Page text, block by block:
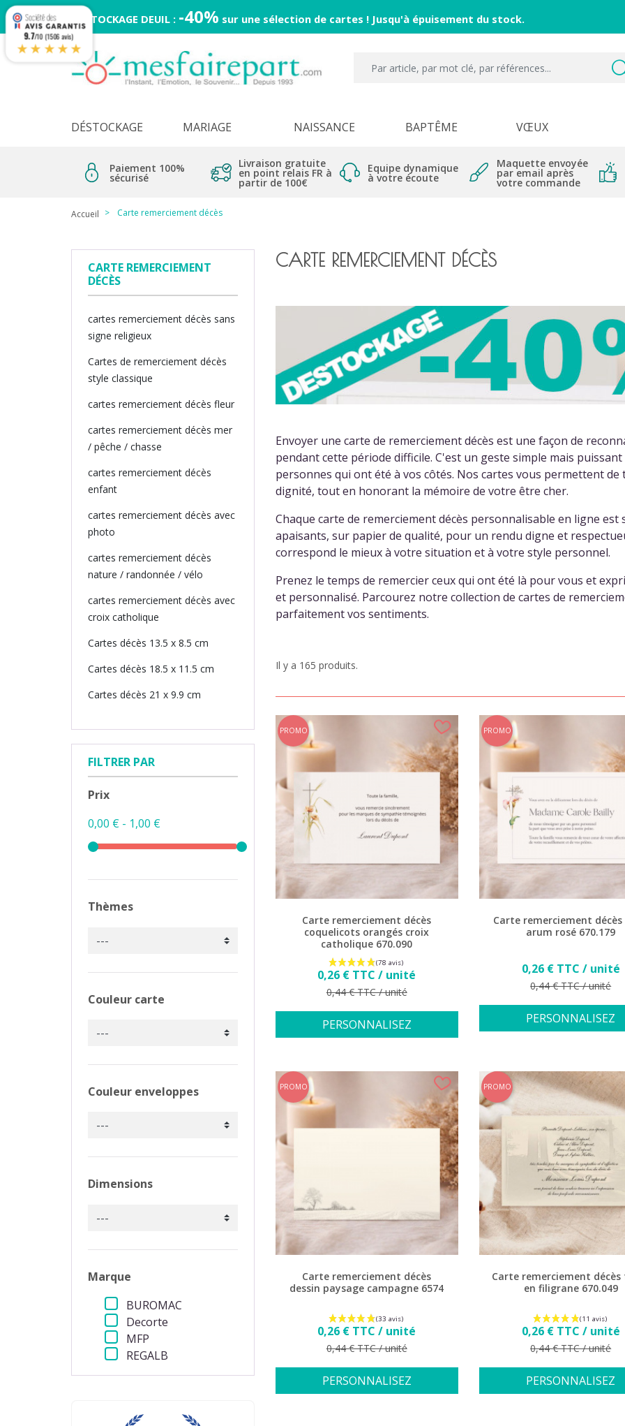
DESTOCKAGE DEUIL : -40% sur une sélection de cartes ! Jusqu'à épuisement du stock.
DÉSTOCKAGE MARIAGE NAISSANCE BAPTÊME VŒUX
Paiement 100%
sécurisé
Livraison gratuite
en point relais FR à
partir de 100€
Equipe dynamique
à votre écoute
Maquette envoyée
par email après
votre commande
Accueil Carte remerciement décès
CARTE REMERCIEMENT
DÉCÈS
cartes remerciement décès sans
signe religieux
Cartes de remerciement décès
style classique
cartes remerciement décès fleur
cartes remerciement décès mer
/ pêche / chasse
cartes remerciement décès
enfant
cartes remerciement décès avec
photo
cartes remerciement décès
nature / randonnée / vélo
cartes remerciement décès avec
croix catholique
Cartes décès 13.5 x 8.5 cm
Cartes décès 18.5 x 11.5 cm
Cartes décès 21 x 9.9 cm
FILTRER PAR
Prix
0,00 € - 1,00 €
Thèmes
Couleur carte
Couleur enveloppes
Dimensions
Marque
BUROMAC
Decorte
MFP
REGALB
CARTE REMERCIEMENT DÉCÈS
Envoyer une carte de remerciement décès est une façon de
pendant cette période difficile. C'est un geste simple mais
personnes qui ont été à vos côtés. Nos cartes vous permettent
dignité, tout en honorant la mémoire de votre être cher.
Chaque carte de remerciement décès personnalisable en ligne
apaisants, sur papier de qualité, pour un rendu digne et
correspond le mieux à votre situation et à votre style personnel.
Prenez le temps de remercier ceux qui ont été là pour vous et
et personnalisé. Parcourez notre collection de cartes de
parfaitement vos sentiments.
Il y a 165 produits.
Carte remerciement décès
coquelicots orangés croix
catholique 670.090
Prix
0,26 € TTC / unité
Prix de base
0,44 € TTC / unité
PERSONNALISEZ
PROMO
Carte remerciement décès
arum rosé 670.179
Prix
0,26 € TTC / unité
Prix de base
0,44 € TTC / unité
PERSONNALISEZ
PROMO
Carte remerciement décès
dessin paysage campagne 6574
Prix
0,26 € TTC / unité
Prix de base
0,44 € TTC / unité
PERSONNALISEZ
PROMO
Carte remerciement
en filigrane 670.049
Prix
0,26 € TTC / unité
Prix de base
0,44 € TTC / unité
PERSONNALISEZ
PROMO
9.7/10 (1506 avis)
★★★★★